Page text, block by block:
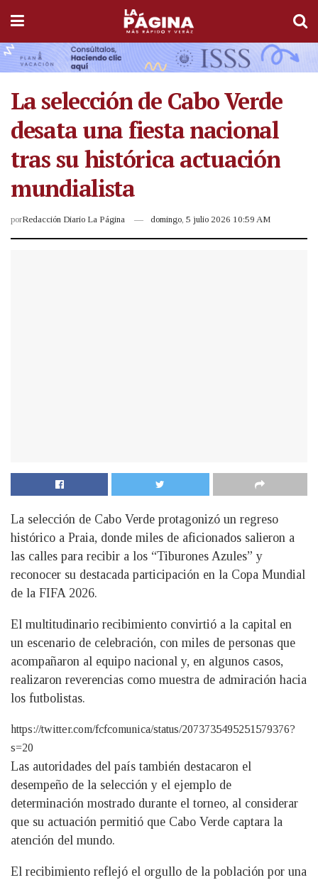
La selección de Cabo Verde
desata una fiesta nacional
tras su histórica actuación
mundialista
porRedacción Diario La Página domingo, 5 julio 2026 10:59 AM
La selección de Cabo Verde protagonizó un regreso
histórico a Praia, donde miles de aficionados salieron a
las calles para recibir a los “Tiburones Azules” y
reconocer su destacada participación en la Copa Mundial
de la FIFA 2026.
El multitudinario recibimiento convirtió a la capital en
un escenario de celebración, con miles de personas que
acompañaron al equipo nacional y, en algunos casos,
realizaron reverencias como muestra de admiración hacia
los futbolistas.
https://twitter.com/fcfcomunica/status/2073735495251579376?
s=20
Las autoridades del país también destacaron el
desempeño de la selección y el ejemplo de
determinación mostrado durante el torneo, al considerar
que su actuación permitió que Cabo Verde captara la
atención del mundo.
El recibimiento reflejó el orgullo de la población por una